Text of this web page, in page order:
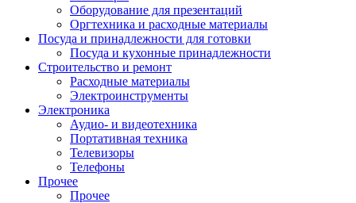
Оборудование для презентаций
Оргтехника и расходные материалы
Посуда и принадлежности для готовки
Посуда и кухонные принадлежности
Строительство и ремонт
Расходные материалы
Электроинструменты
Электроника
Аудио- и видеотехника
Портативная техника
Телевизоры
Телефоны
Прочее
Прочее